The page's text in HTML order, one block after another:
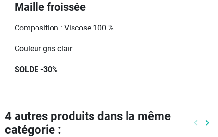
Maille froissée
Composition : Viscose 100 %
Couleur gris clair
SOLDE -30%
4 autres produits dans la même
catégorie :
keyboard_arrow_left keyboard_arrow_right